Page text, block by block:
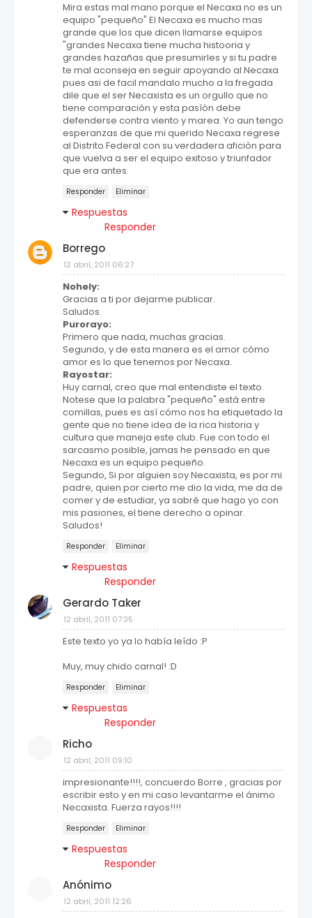
Mira estas mal mano porque el Necaxa no es un
equipo "pequeño" El Necaxa es mucho mas
grande que los que dicen llamarse equipos
"grandes Necaxa tiene mucha histooria y
grandes hazañas que presumirles y si tu padre
te mal aconseja en seguir apoyando al Necaxa
pues asi de facil mandalo mucho a la fregada
dile que el ser Necaxista es un orgullo que no
tiene comparaciòn y esta pasìòn debe
defenderse contra viento y marea. Yo aun tengo
esperanzas de que mi querido Necaxa regrese
al Distrito Federal con su verdadera aficiòn para
que vuelva a ser el equipo exitoso y triunfador
que era antes.
Responder Eliminar
Respuestas
Responder
Borrego
12 abril, 2011 06:27
Nohely:
Gracias a ti por dejarme publicar.
Saludos.
Purorayo:
Primero que nada, muchas gracias.
Segundo, y de esta manera es el amor cómo
amor es lo que tenemos por Necaxa.
Rayostar:
Huy carnal, creo que mal entendiste el texto.
Notese que la palabra "pequeño" está entre
comillas, pues es así cómo nos ha etiquetado la
gente que no tiene idea de la rica historia y
cultura que maneja este club. Fue con todo el
sarcasmo posible, jamas he pensado en que
Necaxa es un equipo pequeño.
Segundo, Si por alguien soy Necaxista, es por mi
padre, quien por cierto me dio la vida, me da de
comer y de estudiar, ya sabré que hago yo con
mis pasiones, el tiene derecho a opinar.
Saludos!
Responder Eliminar
Respuestas
Responder
Gerardo Taker
12 abril, 2011 07:35
Este texto yo ya lo había leído :P
Muy, muy chido carnal! :D
Responder Eliminar
Respuestas
Responder
Richo
12 abril, 2011 09:10
impresionante!!!!, concuerdo Borre , gracias por
escribir esto y en mi caso levantarme el ánimo
Necaxista. Fuerza rayos!!!!
Responder Eliminar
Respuestas
Responder
Anónimo
12 abril, 2011 12:26